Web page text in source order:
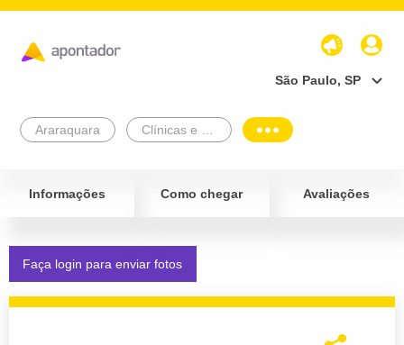
São Paulo, SP
Araraquara
Informações Como chegar Avaliações
Faça login para enviar fotos